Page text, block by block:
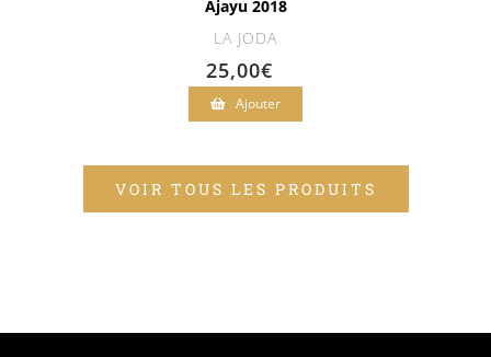
Ajayu 2018
LA JODA
25,00€
Ajouter
VOIR TOUS LES PRODUITS